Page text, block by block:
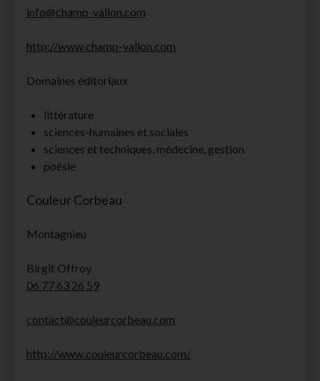
info@champ-vallon.com
http://www.champ-vallon.com
Domaines éditoriaux
littérature
sciences-humaines et sociales
sciences et techniques, médecine, gestion
poésie
Couleur Corbeau
Montagnieu
Birgit Offroy
06 77 63 26 59
contact@couleurcorbeau.com
http://www.couleurcorbeau.com/